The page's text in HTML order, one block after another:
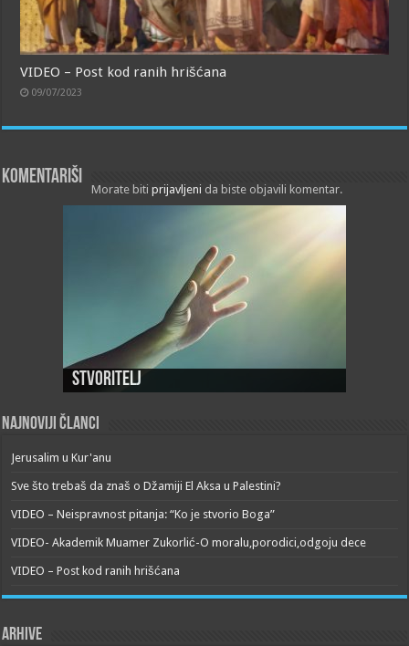
VIDEO – Post kod ranih hrišćana
09/07/2023
Komentariši
Morate bitiprijavljeni da biste objavili komentar.
Stvoritelj
Najnoviji članci
Jerusalim u Kur'anu
Sve što trebaš da znaš o Džamiji El Aksa u Palestini?
VIDEO – Neispravnost pitanja: “Ko je stvorio Boga”
VIDEO- Akademik Muamer Zukorlić-O moralu,porodici,odgoju dece
VIDEO – Post kod ranih hrišćana
Arhive